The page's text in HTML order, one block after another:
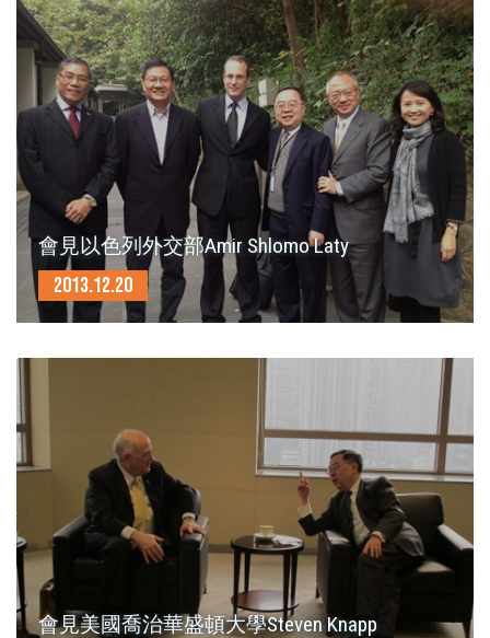
會見以色列外交部Amir Shlomo Laty
2013.12.20
會見美國喬治華盛頓大學Steven Knapp